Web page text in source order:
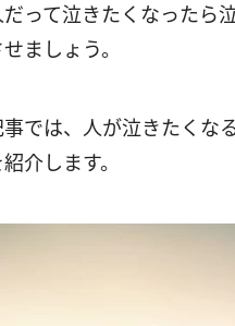
って泣きたくなったら
ましょう。
では、人が泣きたくな
介します。